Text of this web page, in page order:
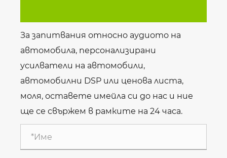
За запитвания относно аудиото на
автомобила, персонализирани
усилватели на автомобили,
автомобилни DSP или ценова листа,
моля, оставете имейла си до нас и ние
ще се свържем в рамките на 24 часа.